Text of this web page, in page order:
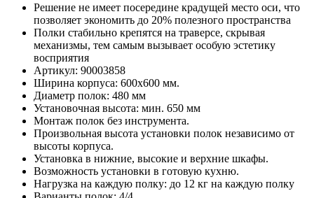
Решение не имеет посередине крадущей место оси, что
позволяет экономить до 20% полезного пространства
Полки стабильно крепятся на траверсе, скрывая
механизмы, тем самым вызывает особую эстетику
восприятия
Артикул: 90003858
Ширина корпуса: 600х600 мм.
Диаметр полок: 480 мм
Установочная высота: мин. 650 мм
Монтаж полок без инструмента.
Произвольная высота установки полок независимо от
высоты корпуса.
Установка в нижние, высокие и верхние шкафы.
Возможность установки в готовую кухню.
Нагрузка на каждую полку: до 12 кг на каждую полку